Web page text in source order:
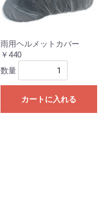
雨用ヘルメットカバー
￥440
数量
カートに入れる